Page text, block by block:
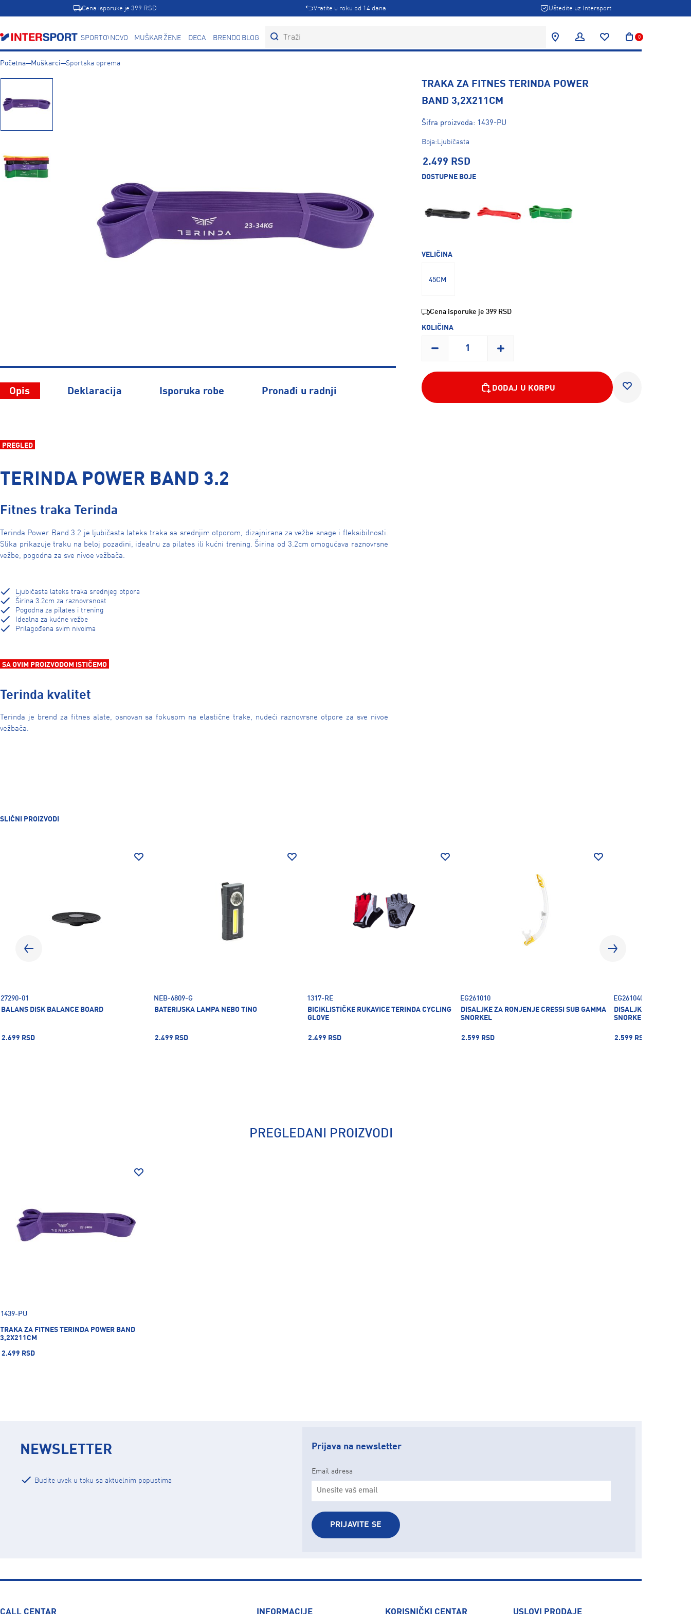
Cena isporuke je 399 RSD Vratite u roku od 14 dana Uštedite uz Intersport
SPORTOVINOVO MUŠKARCIŽENE DECA BRENDOVIBLOG 0
Početna Muškarci Sportska oprema
Opis Deklaracija Isporuka robe Pronađi u radnji
PREGLED
TERINDA POWER BAND 3.2
Fitnes traka Terinda
Terinda Power Band 3.2 je ljubičasta lateks traka sa srednjim otporom, dizajnirana za vežbe snage i fleksibilnosti.
Slika prikazuje traku na beloj pozadini, idealnu za pilates ili kućni trening. Širina od 3.2cm omogućava raznovrsne
vežbe, pogodna za sve nivoe vežbača.
Ljubičasta lateks traka srednjeg otpora
Širina 3.2cm za raznovrsnost
Pogodna za pilates i trening
Idealna za kućne vežbe
Prilagođena svim nivoima
SA OVIM PROIZVODOM ISTIČEMO
Terinda kvalitet
Terinda je brend za fitnes alate, osnovan sa fokusom na elastične trake, nudeći raznovrsne otpore za sve nivoe
vežbača.
TRAKA ZA FITNES TERINDA POWER
BAND 3,2X211CM
Šifra proizvoda: 1439-PU
Boja:Ljubičasta
2.499 RSD
DOSTUPNE BOJE
VELIČINA
45CM
Cena isporuke je 399 RSD
KOLIČINA
DODAJ U KORPU
SLIČNI PROIZVODI
27290-01
BALANS DISK BALANCE BOARD
2.699 RSD
NEB-6809-G
BATERIJSKA LAMPA NEBO TINO
2.499 RSD
1317-RE
BICIKLISTIČKE RUKAVICE TERINDA CYCLING
GLOVE
2.499 RSD
EG261010
DISALJKE ZA RONJENJE CRESSI SUB GAMMA
SNORKEL
2.599 RSD
EG261040
DISALJKE ZA
SNORKEL
2.599 RSD
PREGLEDANI PROIZVODI
1439-PU
TRAKA ZA FITNES TERINDA POWER BAND
3,2X211CM
2.499 RSD
NEWSLETTER
Budite uvek u toku sa aktuelnim popustima
Prijava na newsletter
Email adresa
PRIJAVITE SE
CALL CENTAR INFORMACIJE KORISNIČKI CENTAR USLOVI PRODAJE